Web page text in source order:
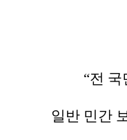
“전
일반 민간